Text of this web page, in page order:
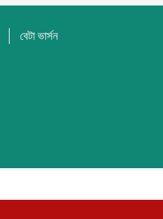
বেটা ভার্সন